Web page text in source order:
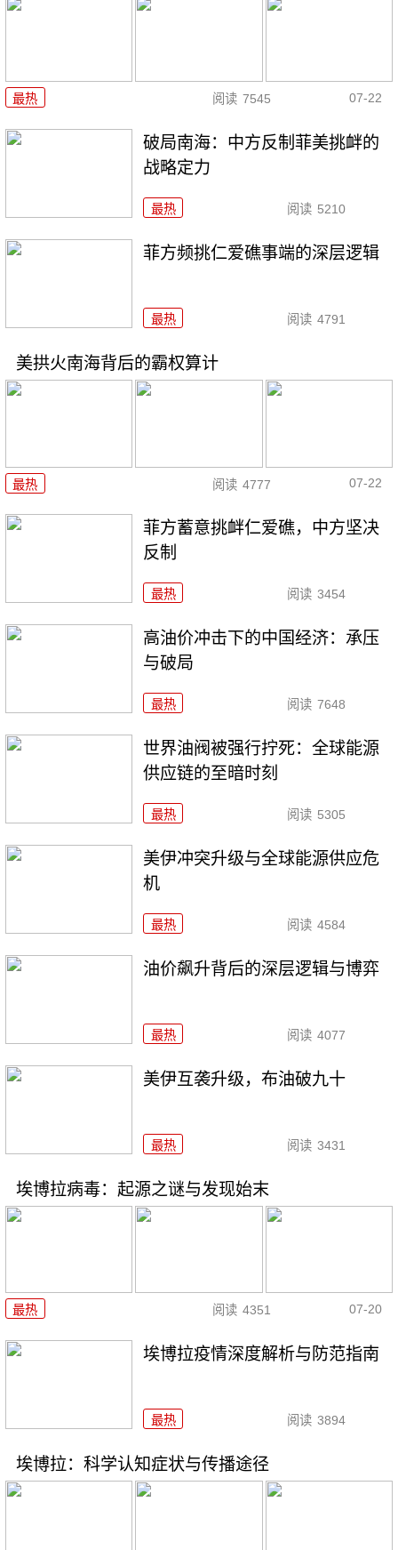
最热 阅读 7545 07-22
破局南海：中方反制菲美挑衅的
战略定力
最热 阅读 5210
菲方频挑仁爱礁事端的深层逻辑
最热 阅读 4791
美拱火南海背后的霸权算计
最热 阅读 4777 07-22
菲方蓄意挑衅仁爱礁，中方坚决
反制
最热 阅读 3454
高油价冲击下的中国经济：承压
与破局
最热 阅读 7648
世界油阀被强行拧死：全球能源
供应链的至暗时刻
最热 阅读 5305
美伊冲突升级与全球能源供应危
机
最热 阅读 4584
油价飙升背后的深层逻辑与博弈
最热 阅读 4077
美伊互袭升级，布油破九十
最热 阅读 3431
埃博拉病毒：起源之谜与发现始末
最热 阅读 4351 07-20
埃博拉疫情深度解析与防范指南
最热 阅读 3894
埃博拉：科学认知症状与传播途径